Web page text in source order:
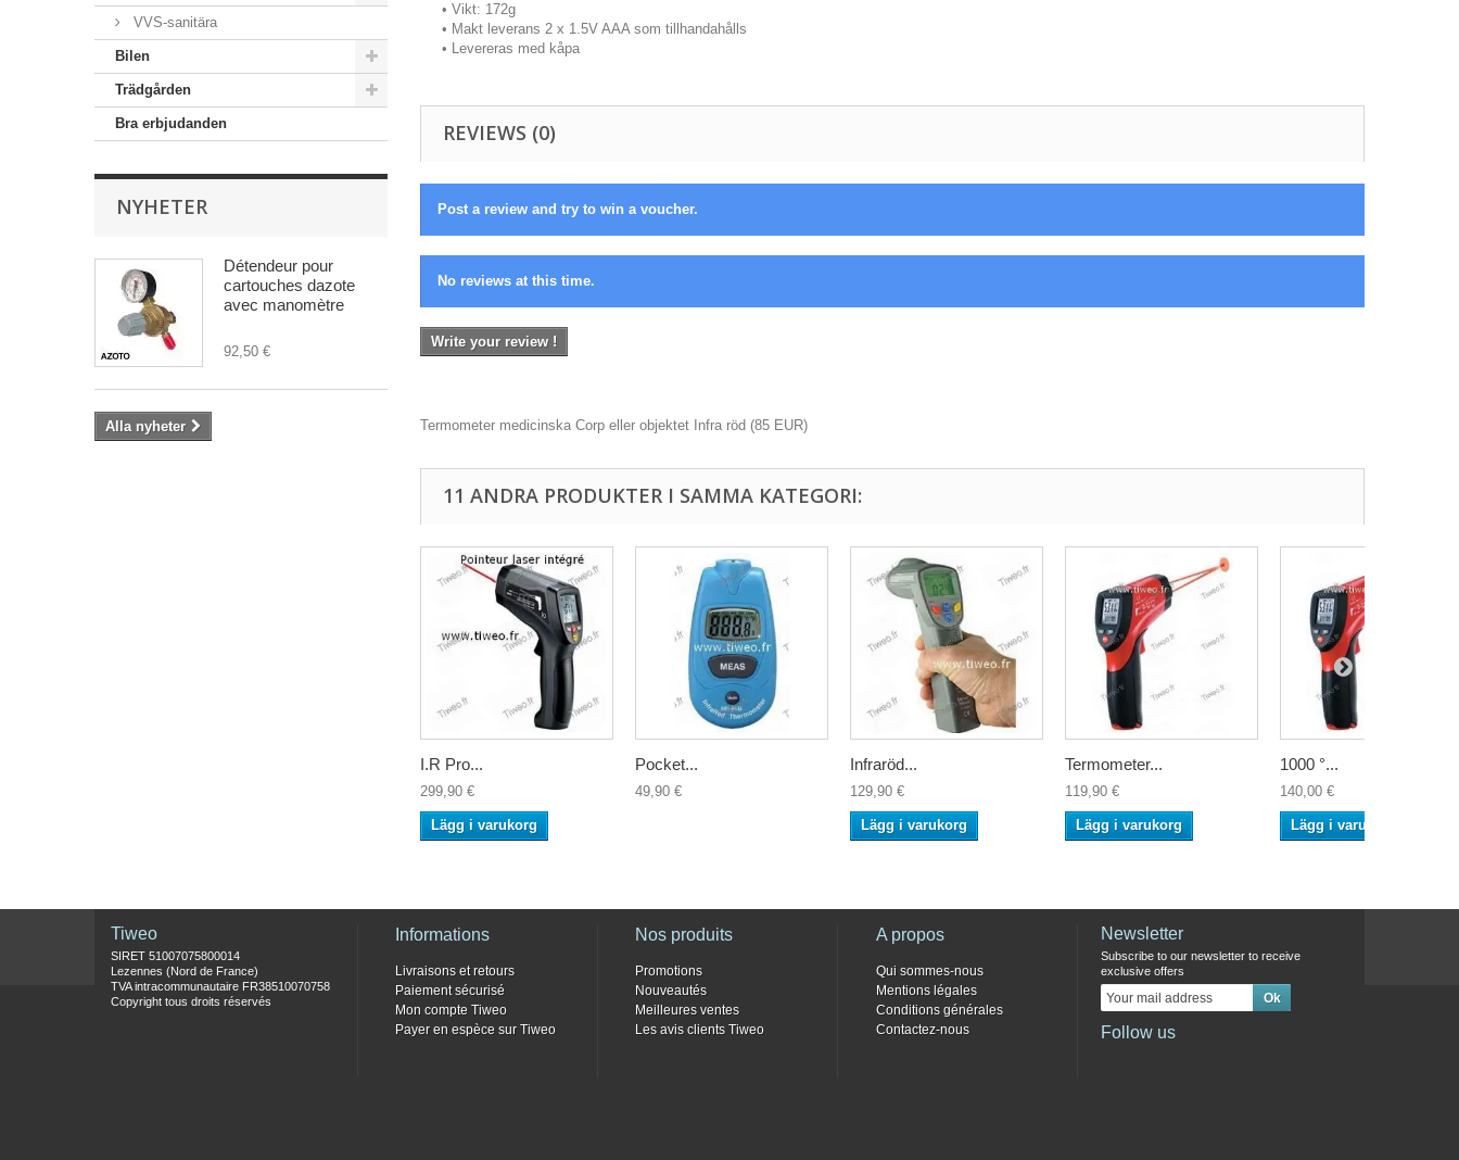
VVS-sanitära
Bilen
Trädgården
Bra erbjudanden
NYHETER
Détendeur pour
cartouches dazote
avec manomètre
92,50 €
Alla nyheter
• Vikt: 172g
• Makt leverans 2 x 1.5V AAA som tillhandahålls
• Levereras med kåpa
REVIEWS (0)
Post a review and try to win a voucher.
No reviews at this time.
Write your review !
Termometer medicinska Corp eller objektet Infra röd (85 EUR)
11 ANDRA PRODUKTER I SAMMA KATEGORI:
I.R Pro...
299,90 €
Lägg i varukorg
Pocket...
49,90 €
Infraröd...
129,90 €
Lägg i varukorg
Termometer...
119,90 €
Lägg i varukorg
1000 °...
140,00 €
Lägg i varukorg
Tiweo
SIRET 51007075800014
Lezennes (Nord de France)
TVA intracommunautaire FR38510070758
Copyright tous droits réservés
Informations
Livraisons et retours
Paiement sécurisé
Mon compte Tiweo
Payer en espèce sur Tiweo
Nos produits
Promotions
Nouveautés
Meilleures ventes
Les avis clients Tiweo
A propos
Qui sommes-nous
Mentions légales
Conditions générales
Contactez-nous
Newsletter
Subscribe to our newsletter to receive
exclusive offers
Follow us